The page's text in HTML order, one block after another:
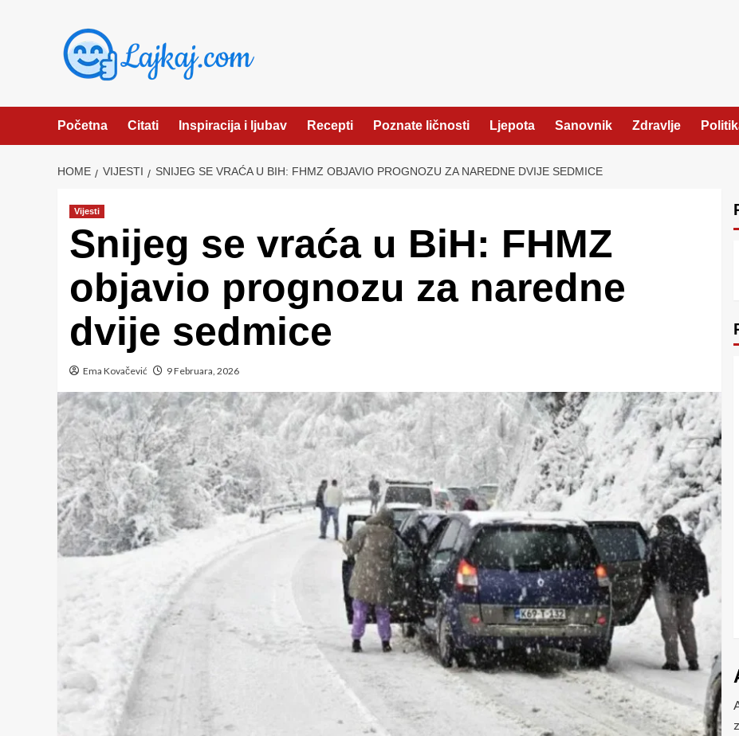
Početna Citati Inspiracija i ljubav Recepti Poznate ličnosti Ljepota Sanovnik Zdravlje
HOME VIJESTI SNIJEG SE VRAĆA U BIH: FHMZ OBJAVIO PROGNOZU ZA NAREDNE DVIJE SEDMICE
Vijesti
Snijeg se vraća u BiH: FHMZ
objavio prognozu za naredne
dvije sedmice
Ema Kovačević 9 Februara, 2026